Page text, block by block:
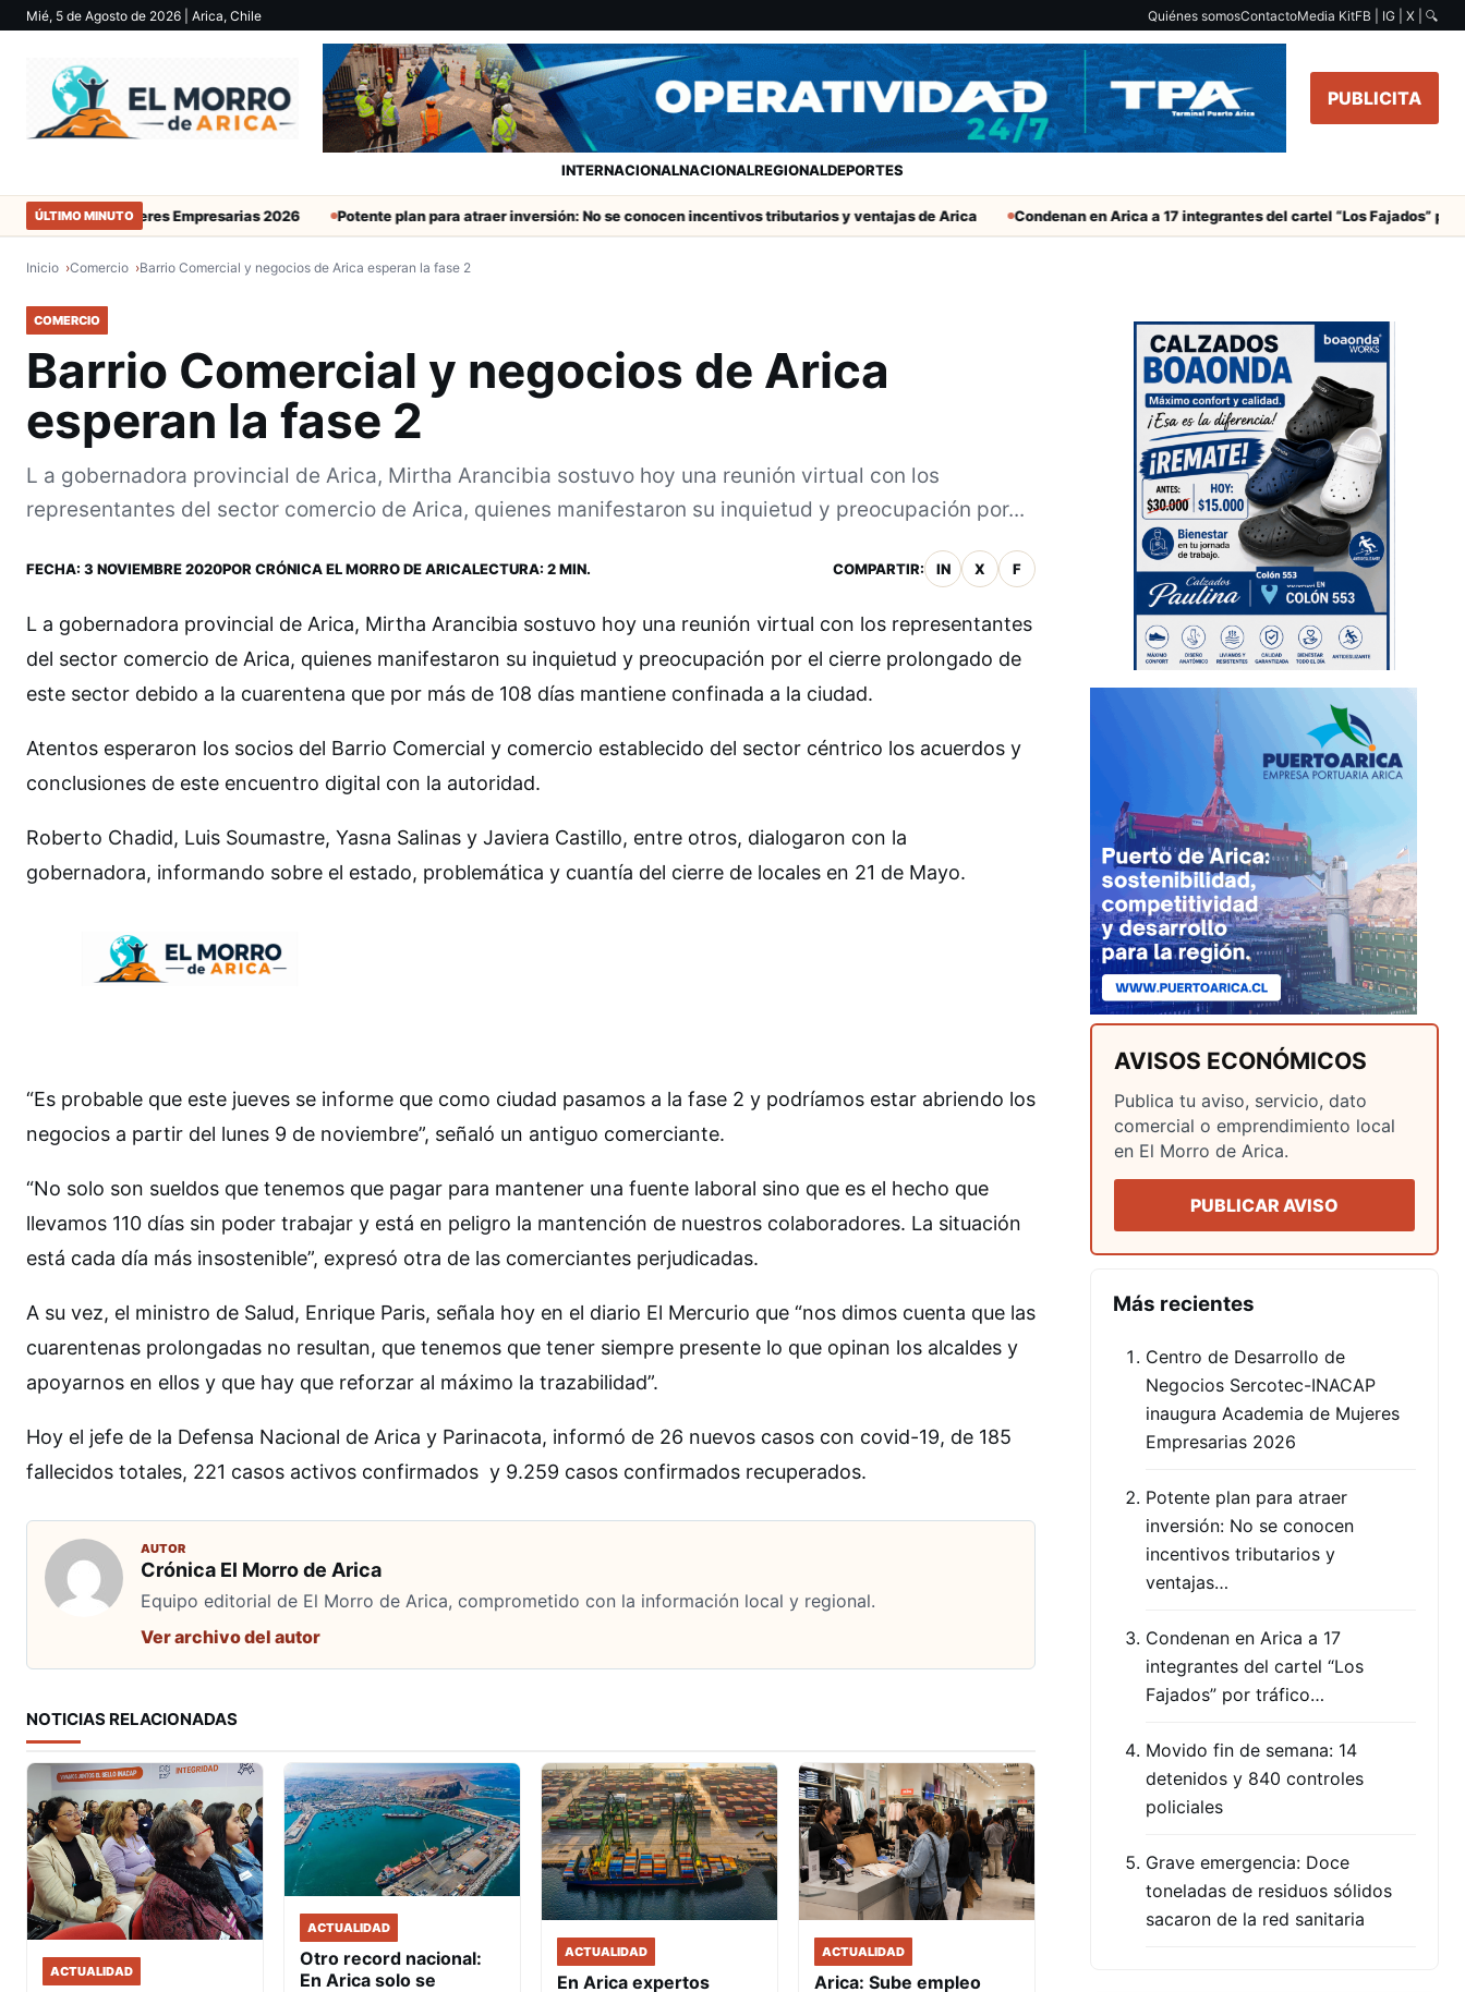
Mié, 5 de Agosto de 2026 | Arica, Chile Quiénes somosContactoMedia KitFB | IG | X | 🔍
PUBLICITA
INTERNACIONALNACIONALREGIONALDEPORTES
ÚLTIMO MINUTO
de Mujeres Empresarias 2026 Potente plan para atraer inversión: No se conocen incentivos tributarios y ventajas de Arica Condenan en Arica a 17 integrantes del cartel “Los Fajados” por tráfico
Inicio Comercio Barrio Comercial y negocios de Arica esperan la fase 2
COMERCIO
Barrio Comercial y negocios de Arica
esperan la fase 2
L a gobernadora provincial de Arica, Mirtha Arancibia sostuvo hoy una reunión virtual con los
representantes del sector comercio de Arica, quienes manifestaron su inquietud y preocupación por...
FECHA: 3 NOVIEMBRE 2020POR CRÓNICA EL MORRO DE ARICALECTURA: 2 MIN. COMPARTIR: IN X F
L a gobernadora provincial de Arica, Mirtha Arancibia sostuvo hoy una reunión virtual con los representantes
del sector comercio de Arica, quienes manifestaron su inquietud y preocupación por el cierre prolongado de
este sector debido a la cuarentena que por más de 108 días mantiene confinada a la ciudad.
Atentos esperaron los socios del Barrio Comercial y comercio establecido del sector céntrico los acuerdos y
conclusiones de este encuentro digital con la autoridad.
Roberto Chadid, Luis Soumastre, Yasna Salinas y Javiera Castillo, entre otros, dialogaron con la
gobernadora, informando sobre el estado, problemática y cuantía del cierre de locales en 21 de Mayo.
“Es probable que este jueves se informe que como ciudad pasamos a la fase 2 y podríamos estar abriendo los
negocios a partir del lunes 9 de noviembre”, señaló un antiguo comerciante.
“No solo son sueldos que tenemos que pagar para mantener una fuente laboral sino que es el hecho que
llevamos 110 días sin poder trabajar y está en peligro la mantención de nuestros colaboradores. La situación
está cada día más insostenible”, expresó otra de las comerciantes perjudicadas.
A su vez, el ministro de Salud, Enrique Paris, señala hoy en el diario El Mercurio que “nos dimos cuenta que las
cuarentenas prolongadas no resultan, que tenemos que tener siempre presente lo que opinan los alcaldes y
apoyarnos en ellos y que hay que reforzar al máximo la trazabilidad”.
Hoy el jefe de la Defensa Nacional de Arica y Parinacota, informó de 26 nuevos casos con covid-19, de 185
fallecidos totales, 221 casos activos confirmados y 9.259 casos confirmados recuperados.
AUTOR
Crónica El Morro de Arica
Equipo editorial de El Morro de Arica, comprometido con la información local y regional.
Ver archivo del autor
NOTICIAS RELACIONADAS
ACTUALIDAD
ACTUALIDAD
Otro record nacional:
En Arica solo se
ACTUALIDAD
En Arica expertos
ACTUALIDAD
Arica: Sube empleo
AVISOS ECONÓMICOS
Publica tu aviso, servicio, dato
comercial o emprendimiento local
en El Morro de Arica.
PUBLICAR AVISO
Más recientes
Centro de Desarrollo de
Negocios Sercotec-INACAP
inaugura Academia de Mujeres
Empresarias 2026
Potente plan para atraer
inversión: No se conocen
incentivos tributarios y
ventajas…
Condenan en Arica a 17
integrantes del cartel “Los
Fajados” por tráfico…
Movido fin de semana: 14
detenidos y 840 controles
policiales
Grave emergencia: Doce
toneladas de residuos sólidos
sacaron de la red sanitaria